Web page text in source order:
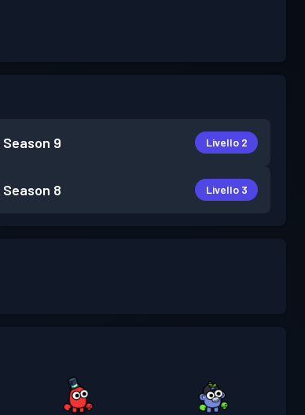
Season 9 Livello 2
Season 8 Livello 3